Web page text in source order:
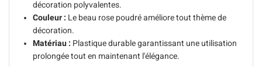
décoration polyvalentes.
Couleur : Le beau rose poudré améliore tout thème de
décoration.
Matériau : Plastique durable garantissant une utilisation
prolongée tout en maintenant l'élégance.